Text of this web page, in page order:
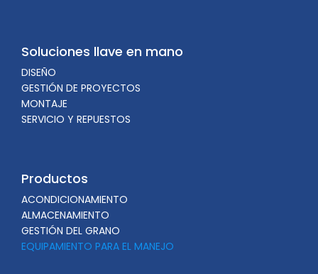
Soluciones llave en mano
DISEÑO
GESTIÓN DE PROYECTOS
MONTAJE
SERVICIO Y REPUESTOS
Productos
ACONDICIONAMIENTO
ALMACENAMIENTO
GESTIÓN DEL GRANO
EQUIPAMIENTO PARA EL MANEJO